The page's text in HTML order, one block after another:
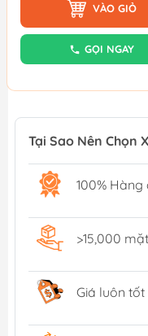
VÀO GIỎ
GỌI NGAY
Tại Sao Nên Chọn
100% Hàng
>15,000
Giá luôn